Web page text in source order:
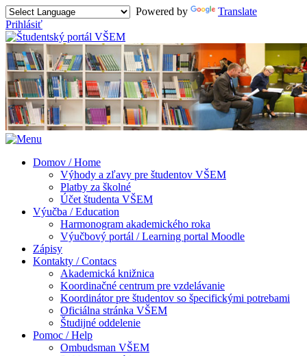
Powered by
Translate
Prihlásiť
Domov / Home
Výhody a zľavy pre študentov VŠEM
Platby za školné
Účet študenta VŠEM
Výučba / Education
Harmonogram akademického roka
Výučbový portál / Learning portal Moodle
Zápisy
Kontakty / Contacs
Akademická knižnica
Koordinačné centrum pre vzdelávanie
Koordinátor pre študentov so špecifickými potrebami
Oficiálna stránka VŠEM
Študijné oddelenie
Pomoc / Help
Ombudsman VŠEM